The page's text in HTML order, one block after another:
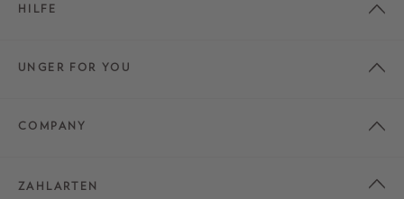
HILFE
UNGER FOR YOU
COMPANY
ZAHLARTEN